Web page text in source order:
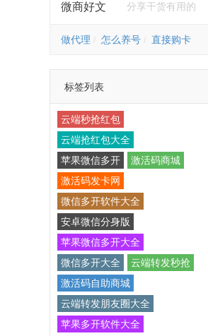
微商好文 分享干货有用的
做代理 怎么养号 直接购卡
标签列表
云端秒抢红包
云端抢红包大全
苹果微信多开
激活码商城
激活码发卡网
微信多开软件大全
安卓微信分身版
苹果微信多开大全
微信多开大全
云端转发秒抢
激活码自助商城
云端转发朋友圈大全
苹果多开软件大全